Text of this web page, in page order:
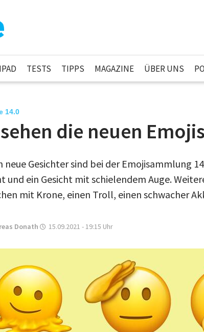
IPAD TESTS TIPPS MAGAZINE ÜBER UNS
14.0
die neuen
neue Gesichter sind bei der Emojisammlung
und ein Gesicht mit schielendem Auge.
mit Krone, einen Troll, einen schwacher
Donath 15.09.2021 - 19:15 Uhr